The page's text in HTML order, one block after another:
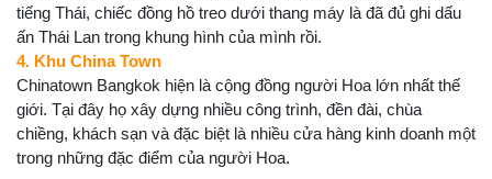
tiếng Thái, chiếc đồng hồ treo dưới thang máy là đã đủ ghi dấu
ấn Thái Lan trong khung hình của mình rồi.
4. Khu China Town
Chinatown Bangkok hiện là cộng đồng người Hoa lớn nhất thế
giới. Tại đây họ xây dựng nhiều công trình, đền đài, chùa
chiềng, khách sạn và đặc biệt là nhiều cửa hàng kinh doanh một
trong những đặc điểm của người Hoa.